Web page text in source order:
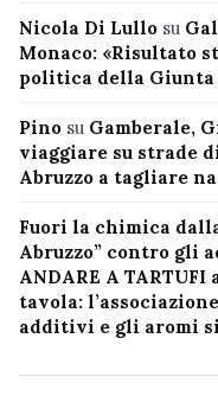
Nicola Di Lullo su
Monaco: «Risultato
politica della Giunta
Pino su Gamberale,
viaggiare su strade
Abruzzo a tagliare
Fuori la chimica
Abruzzo” contro gli
ANDARE A TARTUFI
tavola:
additivi e gli aromi